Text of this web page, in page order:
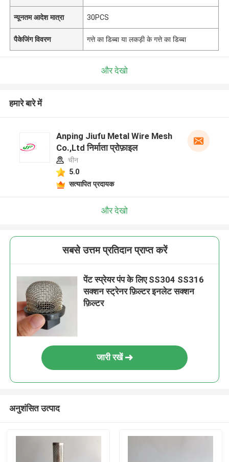
न्यूनतम आदेश मात्रा 30PCS
पैकेजिंग विवरण गत्ते का डिब्बा या लकड़ी के गत्ते का डिब्बा
और देखो
हमारे बारे में
Anping Jiufu Metal Wire Mesh
Co.,Ltd निर्माता प्रोफ़ाइल
चीन
5.0
सत्यापित प्रदायक
और देखो
सबसे उत्तम प्रतिदान प्राप्त करें
पेंट स्प्रेयर पंप के लिए SS304 SS316
सक्शन स्ट्रेनर फ़िल्टर इनलेट सक्शन
फ़िल्टर
जारी रखें
अनुशंसित उत्पाद